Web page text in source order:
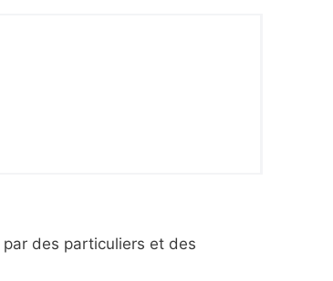
par des particuliers et des